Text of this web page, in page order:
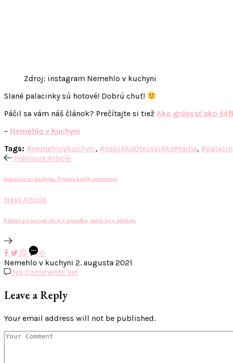
Zdroj: instagram Nemehlo v kuchyni
Slané palacinky sú hotové! Dobrú chuť!
Páčil sa vám náš článok? Prečítajte si tiež Ako grilovať ako
– Nemehlo v kuchyni
Tags: #nemehlovkuchyni, #nepiAkoOtecVarAkoMama,
Previous Article
Inšpirácie na kuchyňu. Využite každý centimeter!
Next Article
Pálenie pri močení nie je v poriadku, môže ísť o infekciu
0
Nemehlo v kuchyni 2. augusta 2021
No Comments Yet
Leave a Reply
Your email address will not be published.